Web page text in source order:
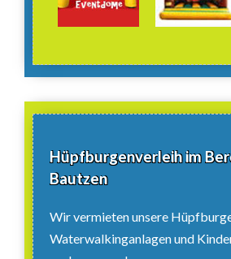
Hüpfburgenverleih im
Bautzen
Wir vermieten unsere
Waterwalkinganlagen und